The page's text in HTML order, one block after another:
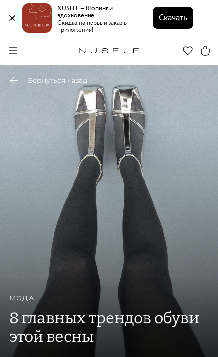
NUSELF – Шопинг и
вдохновение
Скидка на первый заказ в
приложении!
Скачать
Вернуться назад
МОДА
8 главных трендов обуви
этой весны